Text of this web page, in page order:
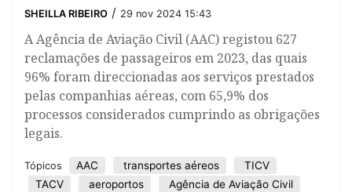
SHEILLA RIBEIRO / 29 nov 2024 15:43
A Agência de Aviação Civil (AAC) registou 627
reclamações de passageiros em 2023, das quais
96% foram direccionadas aos serviços prestados
pelas companhias aéreas, com 65,9% dos
processos considerados cumprindo as obrigações
legais.
Tópicos AAC transportes aéreos
TICV
TACV
aeroportos Agência de Aviação Civil